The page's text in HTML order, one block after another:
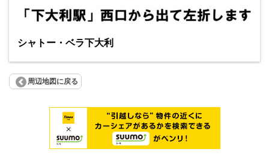
シャトー・ベラ下大利
周辺地図に戻る